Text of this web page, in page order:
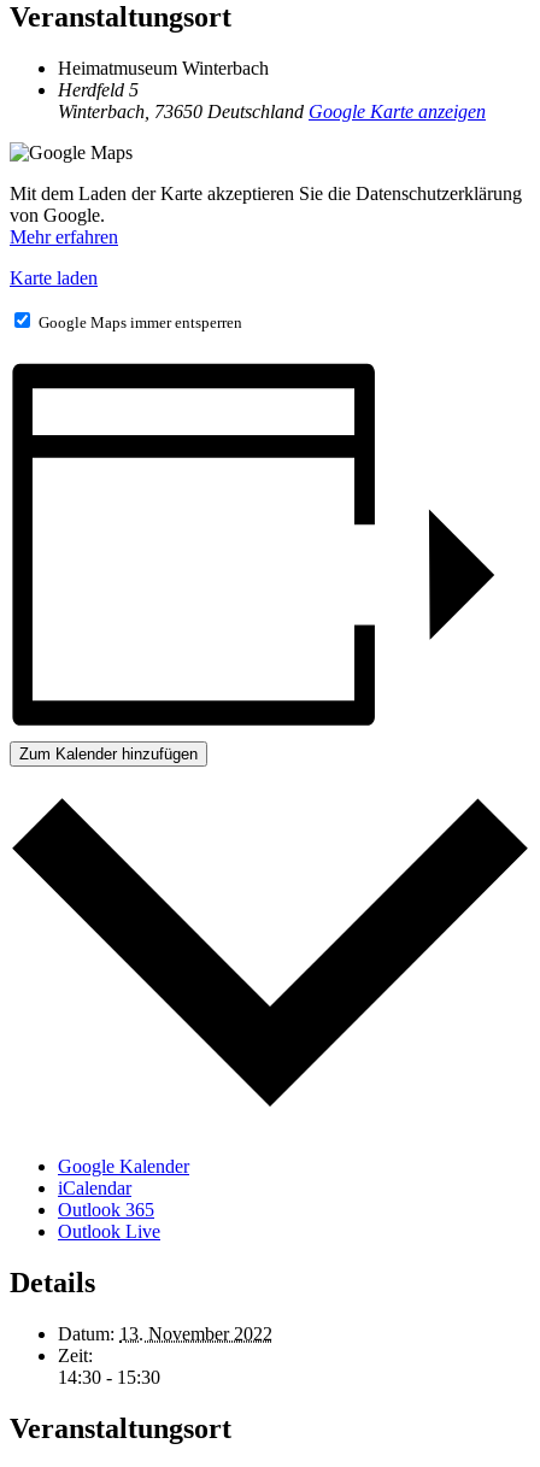
Veranstaltungsort
Heimatmuseum Winterbach
Herdfeld 5
Winterbach 73650 Deutschland Google Karte anzeigen
Mit dem Laden der Karte akzeptieren Sie die Datenschutzerklärung
von Google.
Mehr erfahren
Karte laden
Google Maps immer entsperren
Zum Kalender hinzufügen
Google Kalender
iCalendar
Outlook 365
Outlook Live
Details
Datum: 13. November 2022
Zeit:
14:30 - 15:30
Veranstaltungsort